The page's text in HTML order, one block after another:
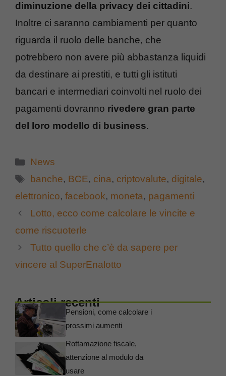
diminuzione della privacy dei cittadini.
Inoltre ci saranno cambiamenti per quanto
riguarda il ruolo delle banche, che
potrebbero non avere più abbastanza liquidi
da destinare ai prestiti, e tutti gli istituti
bancari e intermediari coinvolti nel ruolo dei
pagamenti dovranno rivedere gran parte
del loro modello di business.
Categorie
News
Tag
banche, BCE, cina, criptovalute, digitale,
elettronico, facebook, moneta, pagamenti
Lotto, ecco come calcolare le vincite e
come riscuoterle
Tutto quello che c’è da sapere per
vincere al SuperEnalotto
Articoli recenti
Pensioni, come calcolare i
prossimi aumenti
Rottamazione fiscale,
attenzione al modulo da
usare